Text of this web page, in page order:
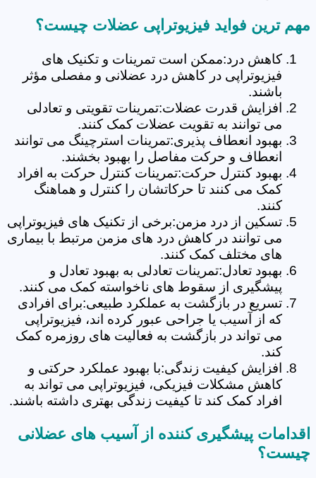
مهم ترین فواید فیزیوتراپی عضلات چیست؟
کاهش درد:ممکن است تمرینات و تکنیک های
فیزیوتراپی در کاهش درد عضلانی و مفصلی مؤثر
باشند.
افزایش قدرت عضلات:تمرینات تقویتی و تعادلی
می توانند به تقویت عضلات کمک کنند.
بهبود انعطاف پذیری:تمرینات استرچینگ می توانند
انعطاف و حرکت مفاصل را بهبود بخشند.
بهبود کنترل حرکت:تمرینات کنترل حرکت به افراد
کمک می کنند تا حرکاتشان را کنترل و هماهنگ
کنند.
تسکین از درد مزمن:برخی از تکنیک های فیزیوتراپی
می توانند در کاهش درد های مزمن مرتبط با بیماری
های مختلف کمک کنند.
بهبود تعادل:تمرینات تعادلی به بهبود تعادل و
پیشگیری از سقوط های ناخواسته کمک می کنند.
تسریع در بازگشت به عملکرد طبیعی:برای افرادی
که از آسیب یا جراحی عبور کرده اند، فیزیوتراپی
می تواند در بازگشت به فعالیت های روزمره کمک
کند.
افزایش کیفیت زندگی:با بهبود عملکرد حرکتی و
کاهش مشکلات فیزیکی، فیزیوتراپی می تواند به
افراد کمک کند تا کیفیت زندگی بهتری داشته باشند.
اقدامات پیشگیری کننده از آسیب های عضلانی
چیست؟